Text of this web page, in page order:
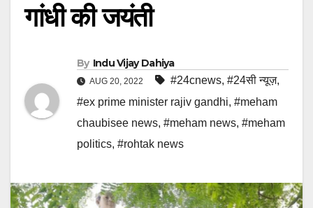
गांधी की जयंती
By Indu Vijay Dahiya
AUG 20, 2022 #24cnews, #24सी न्यूज़,
#ex prime minister rajiv gandhi, #meham
chaubisee news, #meham news, #meham
politics, #rohtak news